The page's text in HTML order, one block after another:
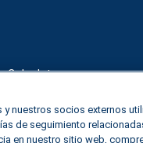
Calculator
de optimización del
y nuestros socios externos
de seguimiento
en nuestro sitio web,